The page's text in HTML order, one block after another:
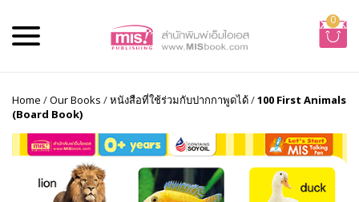
0
Home /Our Books /หนังสือที่ใช้ร่วมกับปากกาพูดได้/100 First Animals
(Board Book)